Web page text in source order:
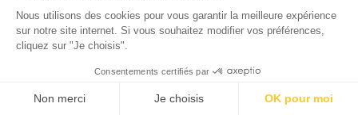
Qui sommes-nous ?
FAQ
CGV
Mentions légales
0 820 25 02 38
info@points12.fr